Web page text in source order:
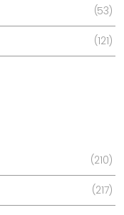
53
121
210
217